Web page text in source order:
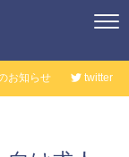
お知らせ twitter